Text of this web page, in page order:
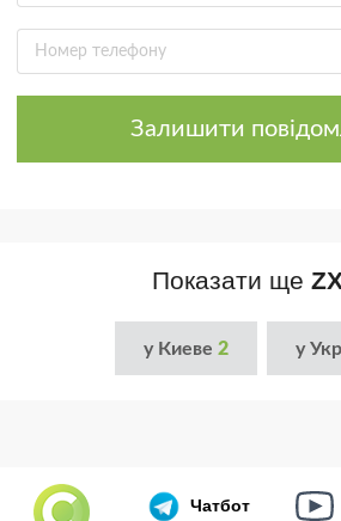
Залишити
Показати ще
у Киеве 2 у
Чатбот